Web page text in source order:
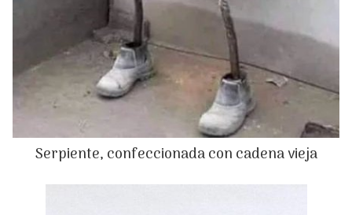
Serpiente, confeccionada con cadena vieja